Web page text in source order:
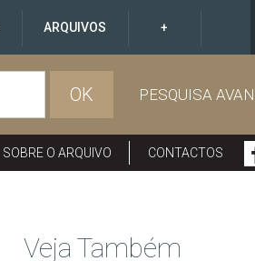
ARQUIVOS +
OK PESQUISA
SOBRE O ARQUIVO CONTACTOS
Veja Também